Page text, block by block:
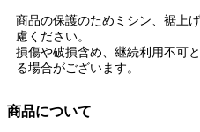
商品の保護のためミシン、裾上
慮ください。
損傷や破損含め、継続利用不可
る場合がございます。
商品について